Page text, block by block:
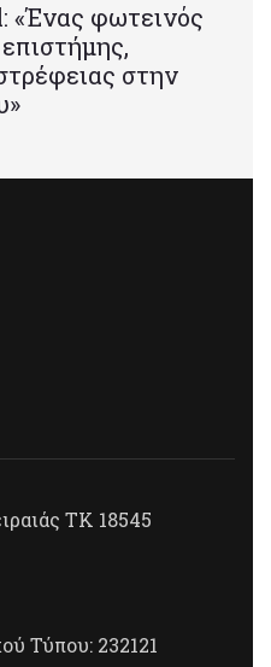
«Ένας φωτεινός
στην
ΤΚ 18545
Τύπου: 232121